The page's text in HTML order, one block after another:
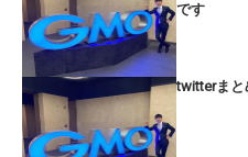
です
twitterまと